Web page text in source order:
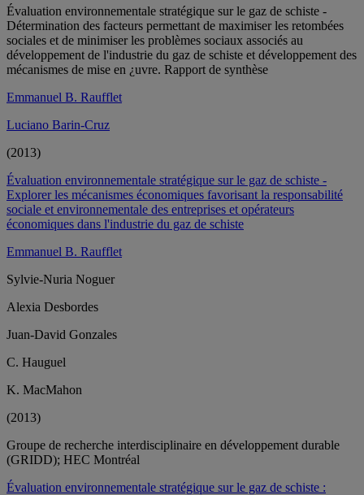
Évaluation environnementale stratégique sur le gaz de schiste -
Détermination des facteurs permettant de maximiser les retombées
sociales et de minimiser les problèmes sociaux associés au
développement de l'industrie du gaz de schiste et développement des
mécanismes de mise en ¿uvre. Rapport de synthèse
Emmanuel B. Raufflet
Luciano Barin-Cruz
(2013)
Évaluation environnementale stratégique sur le gaz de schiste -
Explorer les mécanismes économiques favorisant la responsabilité
sociale et environnementale des entreprises et opérateurs
économiques dans l'industrie du gaz de schiste
Emmanuel B. Raufflet
Sylvie-Nuria Noguer
Alexia Desbordes
Juan-David Gonzales
C. Hauguel
K. MacMahon
(2013)
Groupe de recherche interdisciplinaire en développement durable
(GRIDD); HEC Montréal
Évaluation environnementale stratégique sur le gaz de schiste :